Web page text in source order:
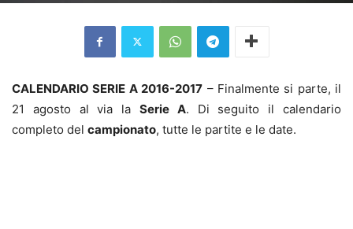
CALENDARIO SERIE A 2016-2017 – Finalmente si parte, il
21 agosto al via la Serie A. Di seguito il calendario
completo del campionato, tutte le partite e le date.